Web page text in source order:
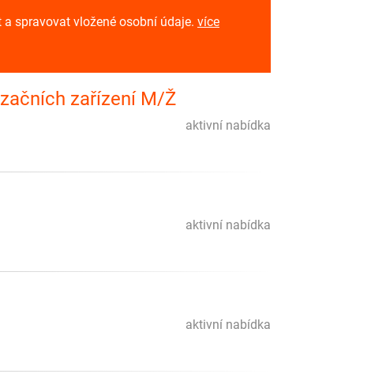
spravovat vložené osobní údaje. více
zařízení M/Ž
aktivní nabídka
aktivní nabídka
aktivní nabídka